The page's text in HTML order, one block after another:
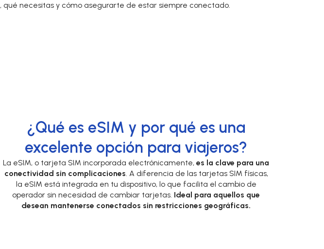
, qué necesitas y cómo asegurarte de estar siempre conectado.
¿Qué es eSIM y por qué es una
excelente opción para viajeros?
La eSIM, o tarjeta SIM incorporada electrónicamente, es la clave para una
conectividad sin complicaciones. A diferencia de las tarjetas SIM físicas,
la eSIM está integrada en tu dispositivo, lo que facilita el cambio de
operador sin necesidad de cambiar tarjetas. Ideal para aquellos que
desean mantenerse conectados sin restricciones geográficas.